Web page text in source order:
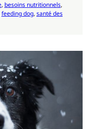
, besoins nutritionnels
feeding dog, santé des